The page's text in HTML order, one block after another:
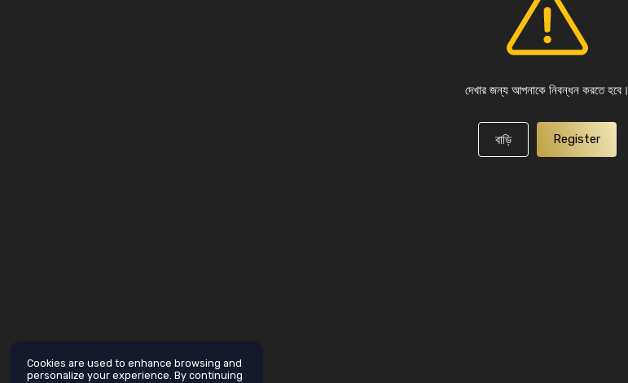
দেখার জন্য আপনাকে নিবন্ধন করতে হবে।
বাড়ি Register
Cookies are used to enhance browsing and
personalize your experience. By continuing